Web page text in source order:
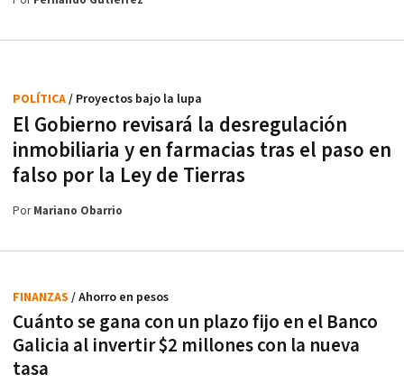
El Gobierno revisará la desregulación
inmobiliaria y en farmacias tras el paso en
falso por la Ley de Tierras
POLÍTICA/ Proyectos bajo la lupa
PorMariano Obarrio
Cuánto se gana con un plazo fijo en el Banco
Galicia al invertir $2 millones con la nueva
tasa
FINANZAS / Ahorro en pesos